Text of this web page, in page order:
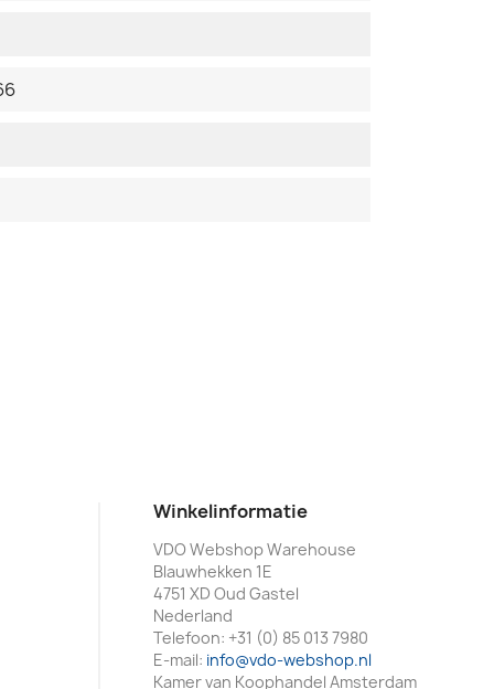
Winkelinformatie
VDO Webshop Warehouse
Blauwhekken 1E
4751 XD Oud Gastel
Nederland
Telefoon: +31 (0) 85 013 7980
E-mail: info@vdo-webshop.nl
Kamer van Koophandel Amsterdam